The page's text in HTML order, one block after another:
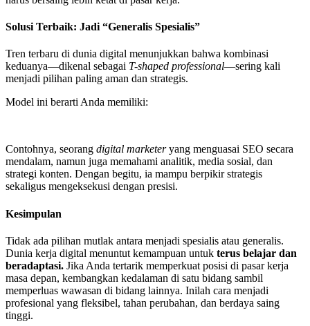
Solusi Terbaik: Jadi “Generalis Spesialis”
Tren terbaru di dunia digital menunjukkan bahwa kombinasi
keduanya—dikenal sebagai T-shaped professional—sering kali
menjadi pilihan paling aman dan strategis.
Model ini berarti Anda memiliki:
Contohnya, seorang digital marketeryang menguasai SEO secara
mendalam, namun juga memahami analitik, media sosial, dan
strategi konten. Dengan begitu, ia mampu berpikir strategis
sekaligus mengeksekusi dengan presisi.
Kesimpulan
Tidak ada pilihan mutlak antara menjadi spesialis atau generalis.
Dunia kerja digital menuntut kemampuan untuk terus belajar dan
beradaptasi. Jika Anda tertarik memperkuat posisi di pasar kerja
masa depan, kembangkan kedalaman di satu bidang sambil
memperluas wawasan di bidang lainnya. Inilah cara menjadi
profesional yang fleksibel, tahan perubahan, dan berdaya saing
tinggi.